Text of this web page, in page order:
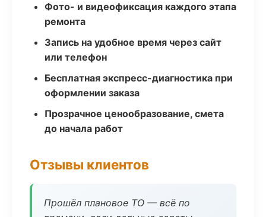
Фото- и видеофиксация каждого этапа
ремонта
Запись на удобное время через сайт
или телефон
Бесплатная экспресс-диагностика при
оформлении заказа
Прозрачное ценообразование, смета
до начала работ
Отзывы клиентов
Прошёл плановое ТО — всё по